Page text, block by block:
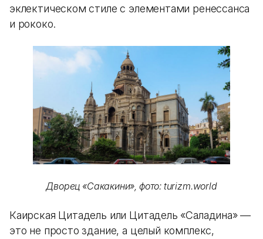
эклектическом стиле с элементами ренессанса
и рококо.
Дворец «Сакакини», фото: turizm.world
Каирская Цитадель или Цитадель «Саладина» —
это не просто здание, а целый комплекс,